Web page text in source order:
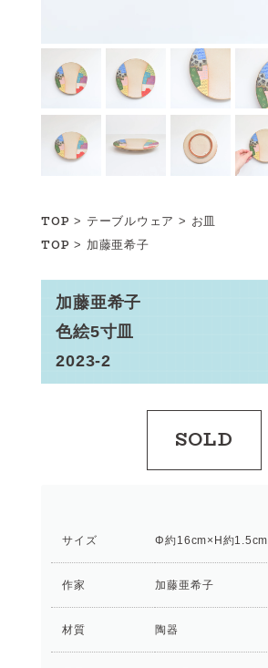
TOP > テーブルウェア > お皿
TOP > 加藤亜希子
加藤亜希子
色絵5寸皿
2023-2
SOLD
サイズ Φ約16cm×H約1.5cm
作家 加藤亜希子
材質 陶器